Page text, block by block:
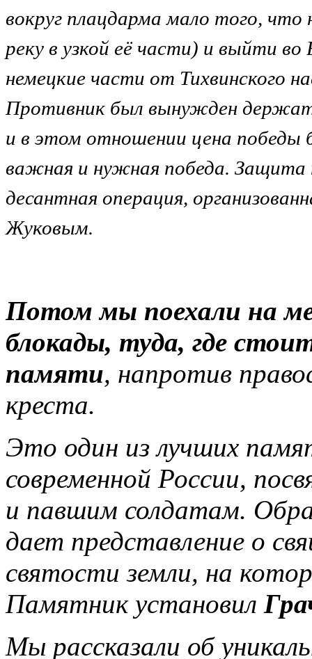
вокруг плацдарма мало того, что
реку в узкой её части) и выйти
немецкие части от Тихвинского
Противник был вынужден
и в этом отношении цена победы
важная и нужная победа. Защита
десантная операция,
Жуковым.
Потом мы поехали на
блокады, туда, где
памяти, напротив
креста.
Это один из лучших
современной России,
и павшим солдатам.
дает представление о
святости земли, на
Памятник установил
Мы рассказали об